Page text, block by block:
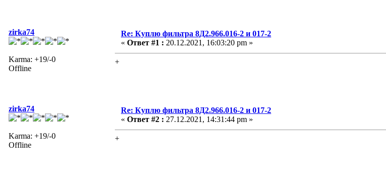
zirka74
Karma: +19/-0
Offline
Re: Куплю фильтра 8Д2.966.016-2 и 017-2
« Ответ #1 : 20.12.2021, 16:03:20 pm »
+
zirka74
Karma: +19/-0
Offline
Re: Куплю фильтра 8Д2.966.016-2 и 017-2
« Ответ #2 : 27.12.2021, 14:31:44 pm »
+